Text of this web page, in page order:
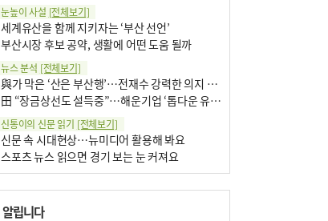
눈높이 사설 [전체보기]
세계유산을 함께 지키자는 ‘부산 선언’
부산시장 후보 공약, 생활에 어떤 도움 될까
뉴스 분석 [전체보기]
與가 막은 ‘산은 부산행’…전재수 강력한 의지 표명 없인 공염불
田 “장금상선도 설득중”…해운기업 ‘톱다운 유치전’ 가속
신통이의 신문 읽기 [전체보기]
신문 속 시대현상…뉴미디어 활용해 봐요
스포츠 뉴스 읽으면 경기 보는 눈 커져요
구·군 승진 축하화분 관행 없애자니 소상공인 울상
알립니다